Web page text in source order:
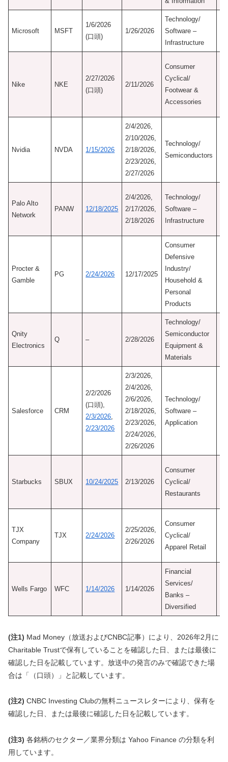
Microsoft MSFT
1/6/2026
(口頭)
1/26/2026
Technology/
Software –
Infrastructure
Nike NKE
2/27/2026
(口頭)
2/11/2026
Consumer
Cyclical/
Footwear &
Accessories
Nvidia NVDA 1/15/2026
2/4/2026,
2/10/2026,
2/18/2026,
2/23/2026,
2/27/2026
Technology/
Semiconductors
Palo Alto
Network
PANW 12/18/2025
2/4/2026,
2/17/2026,
2/18/2026
Technology/
Software –
Infrastructure
Procter &
Gamble
PG 2/24/2026 12/17/2025
Consumer
Defensive
Industry/
Household &
Personal
Products
Qnity
Electronics
Q – 2/28/2026
Technology/
Semiconductor
Equipment &
Materials
Salesforce CRM
2/2/2026
(口頭),
2/3/2026,
2/23/2026
2/3/2026,
2/4/2026,
2/6/2026,
2/18/2026,
2/23/2026,
2/24/2026,
2/26/2026
Technology/
Software –
Application
Starbucks SBUX 10/24/2025 2/13/2026
Consumer
Cyclical/
Restaurants
TJX
Company
TJX 2/24/2026
2/25/2026,
2/26/2026
Consumer
Cyclical/
Apparel Retail
Wells Fargo WFC 1/14/2026 1/14/2026
Financial
Services/
Banks –
Diversified
(注1) Mad Money（放送およびCNBC記事）により、2026年2月に
Charitable Trustで保有していることを確認した日、または最後に
確認した日を記載しています。放送中の発言のみで確認できた場
合は「（口頭）」と記載しています。
(注2) CNBC Investing Clubの無料ニュースレターにより、保有を
確認した日、または最後に確認した日を記載しています。
(注3) 各銘柄のセクター／業界分類は Yahoo Finance の分類を利
用しています。